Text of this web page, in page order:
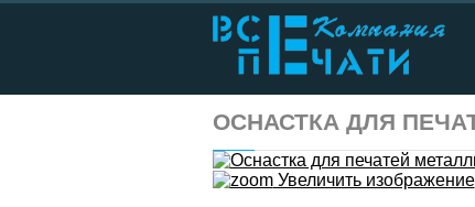
ОСНАСТКА ДЛЯ
Увеличить изображение